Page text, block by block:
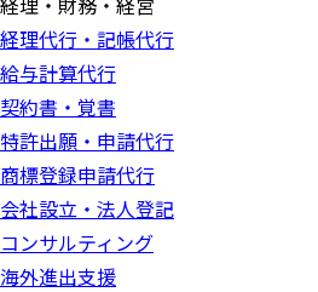
経理代行・記帳代行
給与計算代行
契約書・覚書
特許出願・申請代行
商標登録申請代行
会社設立・法人登記
コンサルティング
海外進出支援